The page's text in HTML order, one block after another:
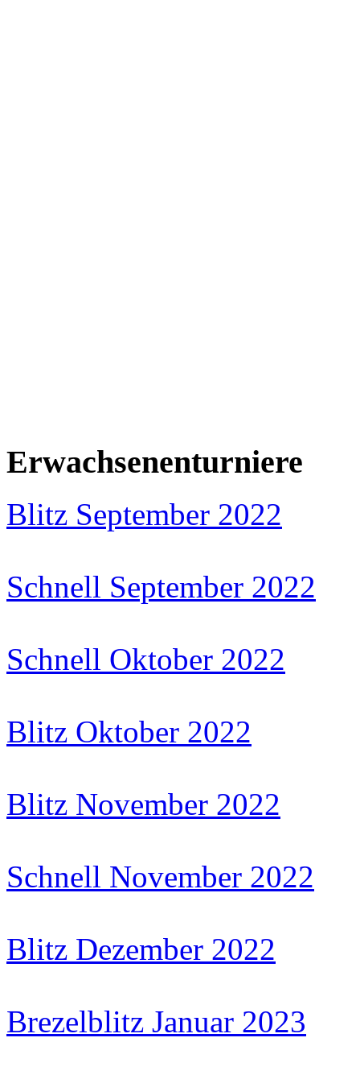
Erwachsenenturniere
Blitz September 2022
Schnell September 2022
Schnell Oktober 2022
Blitz Oktober 2022
Blitz November 2022
Schnell November 2022
Blitz Dezember 2022
Brezelblitz Januar 2023